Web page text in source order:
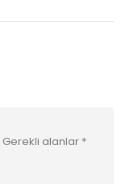
Gerekli alanlar *